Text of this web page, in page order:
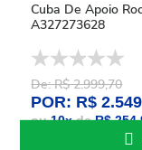
Cuba De Apoio
A327273628
De: R$ 2.999,70
POR: R$
ou10xdeR$